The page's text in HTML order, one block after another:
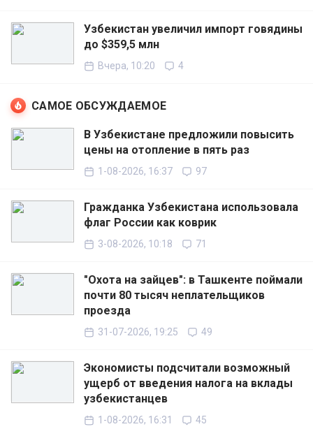
Узбекистан увеличил импорт говядины
до $359,5 млн
Вчера, 10:20 4
САМОЕ ОБСУЖДАЕМОЕ
В Узбекистане предложили повысить
цены на отопление в пять раз
1-08-2026, 16:37 97
Гражданка Узбекистана использовала
флаг России как коврик
3-08-2026, 10:18 71
"Охота на зайцев": в Ташкенте поймали
почти 80 тысяч неплательщиков
проезда
31-07-2026, 19:25 49
Экономисты подсчитали возможный
ущерб от введения налога на вклады
узбекистанцев
1-08-2026, 16:31 45